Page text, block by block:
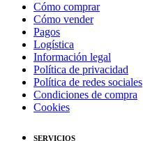
Cómo comprar
Cómo vender
Pagos
Logística
Información legal
Política de privacidad
Política de redes sociales
Condiciones de compra
Cookies
SERVICIOS